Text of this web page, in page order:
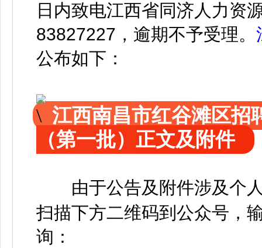
日内致电江西省同济人力资
83827227，逾期不予受理。
公布如下：
江西南昌市红谷滩区招
（第一批）正文及附件
由于公告及附件涉及个人
扫描下方二维码到公众号，
询：